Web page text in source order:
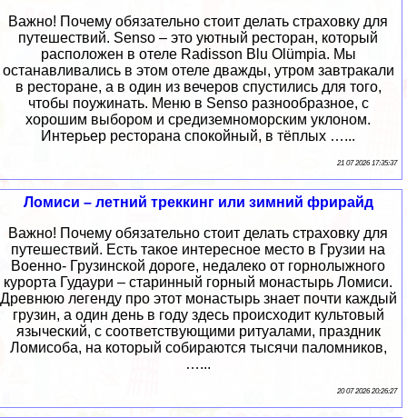
Важно! Почему обязательно стоит делать страховку для
путешествий. Senso – это уютный ресторан, который
расположен в отеле Radisson Blu Olümpia. Мы
останавливались в этом отеле дважды, утром завтракали
в ресторане, а в один из вечеров спустились для того,
чтобы поужинать. Меню в Senso разнообразное, с
хорошим выбором и средиземноморским уклоном.
Интерьер ресторана спокойный, в тёплых …...
21 07 2026 17:35:37
Ломиси – летний треккинг или зимний фрирайд
Важно! Почему обязательно стоит делать страховку для
путешествий. Есть такое интересное место в Грузии на
Военно- Грузинской дороге, недалеко от горнолыжного
курорта Гудаури – старинный горный монастырь Ломиси.
Древнюю легенду про этот монастырь знает почти каждый
грузин, а один день в году здесь происходит культовый
языческий, с соответствующими ритуалами, праздник
Ломисоба, на который собираются тысячи паломников,
…...
20 07 2026 20:26:27